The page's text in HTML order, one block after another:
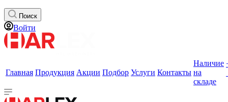
Поиск
Войти
Главная Продукция Акции Подбор Услуги Контакты
Наличие
на
складе